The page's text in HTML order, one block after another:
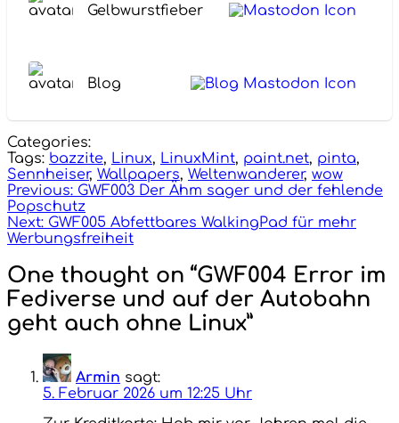
Gelbwurstfieber
Blog
Categories:
Tags: bazzite, Linux, LinuxMint, paint.net, pinta,
Sennheiser, Wallpapers, Weltenwanderer, wow
Beitragsnavigation
Previous: GWF003 Der Ähm sager und der fehlende
Popschutz
Next: GWF005 Abfettbares WalkingPad für mehr
Werbungsfreiheit
One thought on “GWF004 Error im
Fediverse und auf der Autobahn
geht auch ohne Linux”
Armin sagt:
5. Februar 2026 um 12:25 Uhr